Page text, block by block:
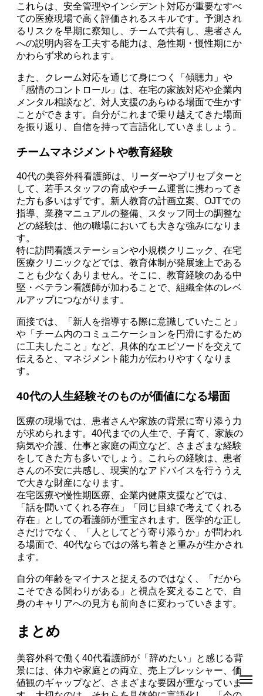
これらは、安全管理やインシデント対応が重要なすべ
ての医療現場で高く評価されるスキルです。予測され
るリスクを早期に察知し、チームで共有し、患者さん
への説明内容を工夫する能力は、急性期・慢性期にか
かわらず求められます。
また、クレーム対応を通じて身につく「傾聴力」や
「感情のコントロール」は、在宅の家族対応や企業内
メンタル相談など、対人支援のあらゆる場面で生かす
ことができます。自分がこれまで乗り越えてきた場面
を振り返り、自信を持って言語化していきましょう。
チームマネジメントや教育経験
40代の美容外科看護師は、リーダーやプリセプターと
して、若手スタッフの育成やチーム運営に携わってき
た方も多いはずです。新人教育の計画立案、OJTでの
指導、業務マニュアルの整備、スタッフ同士の調整な
どの経験は、他の職場においても大きな強みになりま
す。
特に訪問看護ステーションや小規模クリニック、在宅
医療クリニックなどでは、教育体制が発展途上である
ことも少なくありません。そこに、教育経験のある中
堅・ベテラン看護師が加わることで、組織全体のレベ
ルアップにつながります。
面接では、「新人を指導する際に意識していたこと」
や「チーム内のコミュニケーションを円滑にするため
に工夫したこと」など、具体的なエピソードを交えて
伝えると、マネジメント能力が伝わりやすくなりま
す。
40代の人生経験そのものが価値になる場面
医療の現場では、患者さんや家族の背景に寄り添う力
が求められます。40代までの人生で、子育て、家族の
病気や介護、仕事と家庭の両立など、さまざまな経験
をしてきた方も多いでしょう。これらの経験は、患者
さんの不安に共感し、現実的なアドバイスを行ううえ
で大きな財産になります。
在宅医療や慢性期医療、企業内健康支援などでは、
「話を聞いてくれる存在」「同じ目線で考えてくれる
存在」としての看護師が重宝されます。医学的な正し
さだけでなく、「人としてどう寄り添うか」が問われ
る場面で、40代ならではの落ち着きと重みが生かされ
ます。
自分の年齢をマイナスと捉えるのではなく、「だから
こそできる関わりがある」と視点を変えることで、自
身のキャリアへの見方も前向きに変わっていきます。
まとめ
美容外科で働く40代看護師が「辞めたい」と感じる背
景には、体力や家庭との両立、売上プレッシャー、価
値観のギャップなど、さまざまな要因が重なっていま